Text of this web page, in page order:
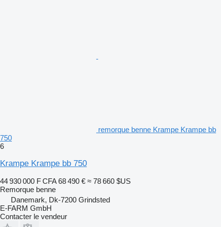
remorque benne Krampe Krampe bb
750
6
Krampe Krampe bb 750
44 930 000 F CFA 68 490 € ≈ 78 660 $US
Remorque benne
Danemark, Dk-7200 Grindsted
E-FARM GmbH
Contacter le vendeur